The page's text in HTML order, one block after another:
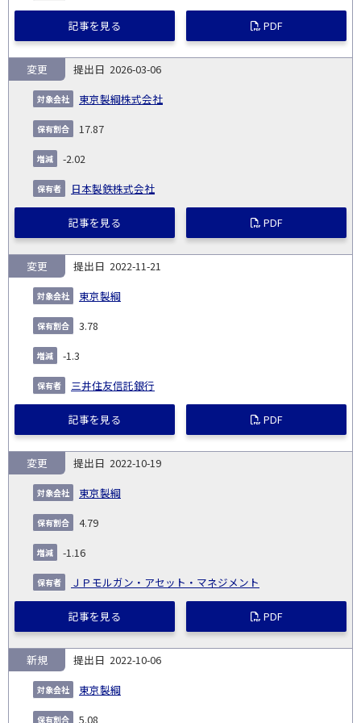
記事を見る PDF
2026-03-06
東京製綱株式会社
変更
17.87
-2.02
日本製鉄株式会社
記事を見る PDF
2022-11-21
東京製綱
変更
3.78
-1.3
三井住友信託銀行
記事を見る PDF
2022-10-19
東京製綱
変更
4.79
-1.16
ＪＰモルガン・アセット・マネジメント
記事を見る PDF
2022-10-06
東京製綱
新規
5.08